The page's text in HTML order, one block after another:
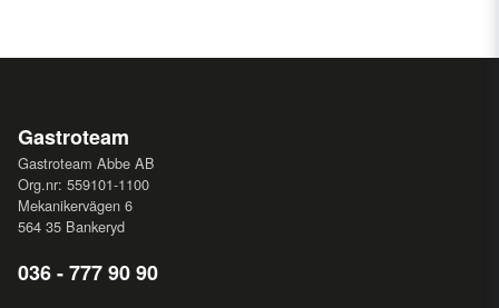
Gastroteam
Gastroteam Abbe AB
Org.nr: 559101-1100
Mekanikervägen 6
564 35 Bankeryd
036 - 777 90 90